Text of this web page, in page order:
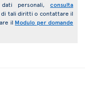
personali, consulta
tali diritti o contattare il
il Modulo per domande